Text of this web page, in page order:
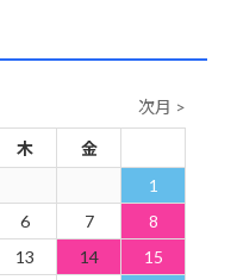
次月 >
木 金
1
6 7
8
13 14
15